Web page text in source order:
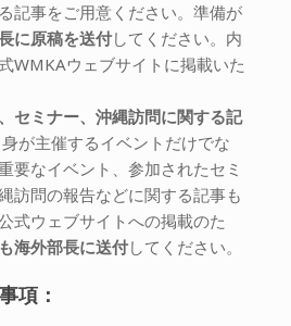
記事をご用意ください。準備が
に原稿を送付してください。内
WMKAウェブサイトに掲載いた
セミナー、沖縄訪問に関する記
が主催するイベントだけでな
要なイベント、参加されたセミ
訪問の報告などに関する記事も
式ウェブサイトへの掲載のた
海外部長に送付してください。
項：